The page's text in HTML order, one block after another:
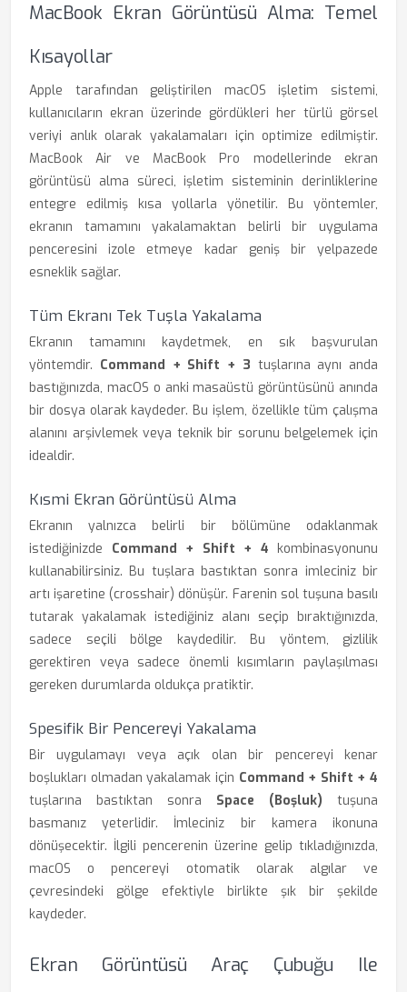
MacBook Ekran Görüntüsü Alma: Temel
Kısayollar
Apple tarafından geliştirilen macOS işletim sistemi,
kullanıcıların ekran üzerinde gördükleri her türlü görsel
veriyi anlık olarak yakalamaları için optimize edilmiştir.
MacBook Air ve MacBook Pro modellerinde ekran
görüntüsü alma süreci, işletim sisteminin derinliklerine
entegre edilmiş kısa yollarla yönetilir. Bu yöntemler,
ekranın tamamını yakalamaktan belirli bir uygulama
penceresini izole etmeye kadar geniş bir yelpazede
esneklik sağlar.
Tüm Ekranı Tek Tuşla Yakalama
Ekranın tamamını kaydetmek, en sık başvurulan
yöntemdir. Command + Shift + 3 tuşlarına aynı anda
bastığınızda, macOS o anki masaüstü görüntüsünü anında
bir dosya olarak kaydeder. Bu işlem, özellikle tüm çalışma
alanını arşivlemek veya teknik bir sorunu belgelemek için
idealdir.
Kısmi Ekran Görüntüsü Alma
Ekranın yalnızca belirli bir bölümüne odaklanmak
istediğinizde Command + Shift + 4 kombinasyonunu
kullanabilirsiniz. Bu tuşlara bastıktan sonra imleciniz bir
artı işaretine (crosshair) dönüşür. Farenin sol tuşuna basılı
tutarak yakalamak istediğiniz alanı seçip bıraktığınızda,
sadece seçili bölge kaydedilir. Bu yöntem, gizlilik
gerektiren veya sadece önemli kısımların paylaşılması
gereken durumlarda oldukça pratiktir.
Spesifik Bir Pencereyi Yakalama
Bir uygulamayı veya açık olan bir pencereyi kenar
boşlukları olmadan yakalamak için Command + Shift + 4
tuşlarına bastıktan sonra Space (Boşluk) tuşuna
basmanız yeterlidir. İmleciniz bir kamera ikonuna
dönüşecektir. İlgili pencerenin üzerine gelip tıkladığınızda,
macOS o pencereyi otomatik olarak algılar ve
çevresindeki gölge efektiyle birlikte şık bir şekilde
kaydeder.
Ekran Görüntüsü Araç Çubuğu Ile